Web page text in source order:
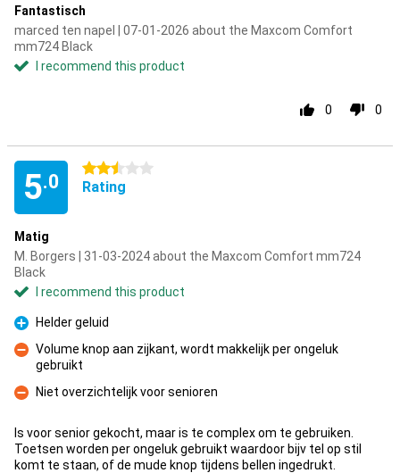
Fantastisch
marced ten napel | 07-01-2026 about the Maxcom Comfort
mm724 Black
I recommend this product
0 0
5.0
2.5 stars
Rating
Matig
M. Borgers | 31-03-2024 about the Maxcom Comfort mm724
Black
I recommend this product
Pro
Helder geluid
Con
Volume knop aan zijkant, wordt makkelijk per ongeluk
gebruikt
Con
Niet overzichtelijk voor senioren
Is voor senior gekocht, maar is te complex om te gebruiken.
Toetsen worden per ongeluk gebruikt waardoor bijv tel op stil
komt te staan, of de mude knop tijdens bellen ingedrukt.